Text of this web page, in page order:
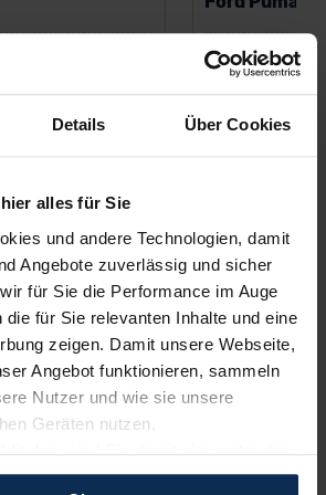
Details Über Cookies
alles für Sie
und andere Technologien, damit
Angebote zuverlässig und sicher
für Sie die Performance im Auge
die für Sie relevanten Inhalte und eine
zeigen. Damit unsere Webseite,
Angebot funktionieren, sammeln
Nutzer und wie sie unsere
Geräten nutzen.
finden, sind Sie damit einverstanden
für unseren Service zu
Jahr •1.000 €
Elektro
60Monate •
Anzahlung
Stromverbrauch
km • CO2-Emission
CO2-Klasse A